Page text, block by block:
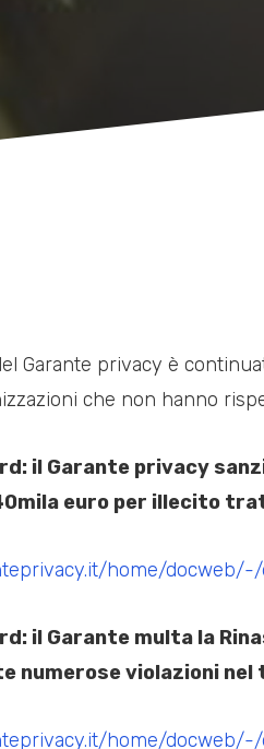
Garante privacy è
che non hanno
il Garante privacy
euro per illecito
home/
il Garante multa la
numerose violazioni
home/